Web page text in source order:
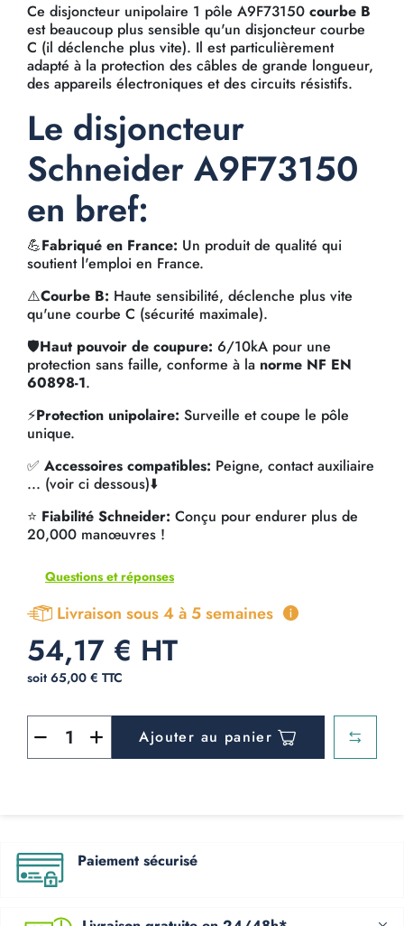
Ce disjoncteur unipolaire 1 pôle A9F73150 courbe B
est beaucoup plus sensible qu'un disjoncteur courbe
C (il déclenche plus vite). Il est particulièrement
adapté à la protection des câbles de grande longueur,
des appareils électroniques et des circuits résistifs.
Le disjoncteur
Schneider A9F73150
en bref:
💪Fabriqué en France: Un produit de qualité qui
soutient l'emploi en France.
⚠️Courbe B: Haute sensibilité, déclenche plus vite
qu'une courbe C (sécurité maximale).
🛡️Haut pouvoir de coupure: 6/10kA pour une
protection sans faille, conforme à la norme NF EN
60898-1.
⚡Protection unipolaire: Surveille et coupe le pôle
unique.
✅ Accessoires compatibles: Peigne, contact auxiliaire
... (voir ci dessous)⬇️
⭐ Fiabilité Schneider: Conçu pour endurer plus de
20,000 manœuvres !
Questions et réponses
Livraison sous 4 à 5 semaines
54,17 € HT
soit 65,00 € TTC
Ajouter au panier
Paiement sécurisé